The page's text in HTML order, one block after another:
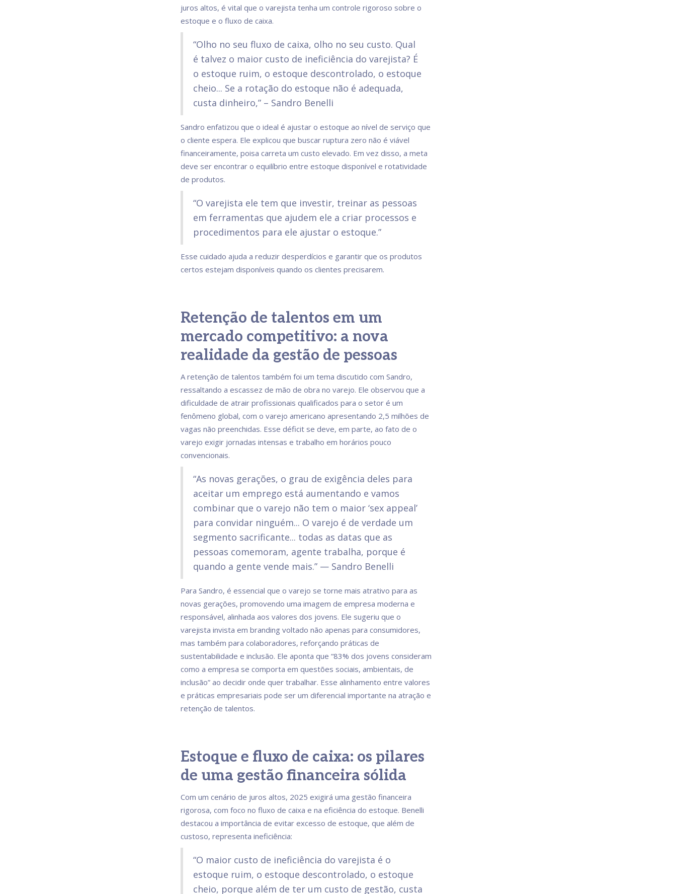
juros altos, é vital que o varejista tenha um controle rigoroso sobre o
estoque e o fluxo de caixa.
“Olho no seu fluxo de caixa, olho no seu custo. Qual
é talvez o maior custo de ineficiência do varejista? É
o estoque ruim, o estoque descontrolado, o estoque
cheio... Se a rotação do estoque não é adequada,
custa dinheiro,” – Sandro Benelli
Sandro enfatizou que o ideal é ajustar o estoque ao nível de serviço que
o cliente espera. Ele explicou que buscar ruptura zero não é viável
financeiramente, poisa carreta um custo elevado. Em vez disso, a meta
deve ser encontrar o equilíbrio entre estoque disponível e rotatividade
de produtos.
“O varejista ele tem que investir, treinar as pessoas
em ferramentas que ajudem ele a criar processos e
procedimentos para ele ajustar o estoque.”
Esse cuidado ajuda a reduzir desperdícios e garantir que os produtos
certos estejam disponíveis quando os clientes precisarem.
Retenção de talentos em um
mercado competitivo: a nova
realidade da gestão de pessoas
A retenção de talentos também foi um tema discutido com Sandro,
ressaltando a escassez de mão de obra no varejo. Ele observou que a
dificuldade de atrair profissionais qualificados para o setor é um
fenômeno global, com o varejo americano apresentando 2,5 milhões de
vagas não preenchidas. Esse déficit se deve, em parte, ao fato de o
varejo exigir jornadas intensas e trabalho em horários pouco
convencionais.
“As novas gerações, o grau de exigência deles para
aceitar um emprego está aumentando e vamos
combinar que o varejo não tem o maior ‘sex appeal’
para convidar ninguém... O varejo é de verdade um
segmento sacrificante... todas as datas que as
pessoas comemoram, agente trabalha, porque é
quando a gente vende mais.” — Sandro Benelli
Para Sandro, é essencial que o varejo se torne mais atrativo para as
novas gerações, promovendo uma imagem de empresa moderna e
responsável, alinhada aos valores dos jovens. Ele sugeriu que o
varejista invista em branding voltado não apenas para consumidores,
mas também para colaboradores, reforçando práticas de
sustentabilidade e inclusão. Ele aponta que “83% dos jovens consideram
como a empresa se comporta em questões sociais, ambientais, de
inclusão” ao decidir onde quer trabalhar. Esse alinhamento entre valores
e práticas empresariais pode ser um diferencial importante na atração e
retenção de talentos.
Estoque e fluxo de caixa: os pilares
de uma gestão financeira sólida
Com um cenário de juros altos, 2025 exigirá uma gestão financeira
rigorosa, com foco no fluxo de caixa e na eficiência do estoque. Benelli
destacou a importância de evitar excesso de estoque, que além de
custoso, representa ineficiência:
“O maior custo de ineficiência do varejista é o
estoque ruim, o estoque descontrolado, o estoque
cheio, porque além de ter um custo de gestão, custa